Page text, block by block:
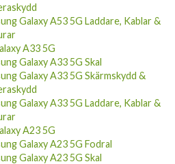
Galaxy A53 5G Laddare, Kablar &
A33 5G
Galaxy A33 5G Skal
Galaxy A33 5G Skärmskydd &
Galaxy A33 5G Laddare, Kablar &
A23 5G
Galaxy A23 5G Fodral
Galaxy A23 5G Skal